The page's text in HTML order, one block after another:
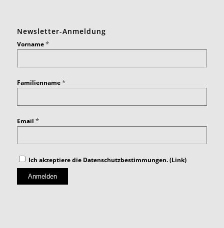
Newsletter-Anmeldung
Vorname*
Familienname*
Email *
Ich akzeptiere die Datenschutzbestimmungen. (Link)